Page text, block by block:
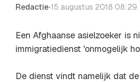
Redactie•15 augustus 2018 08:29
Een Afghaanse asielzoeker is
immigratiedienst 'onmogelijk
De dienst vindt namelijk dat